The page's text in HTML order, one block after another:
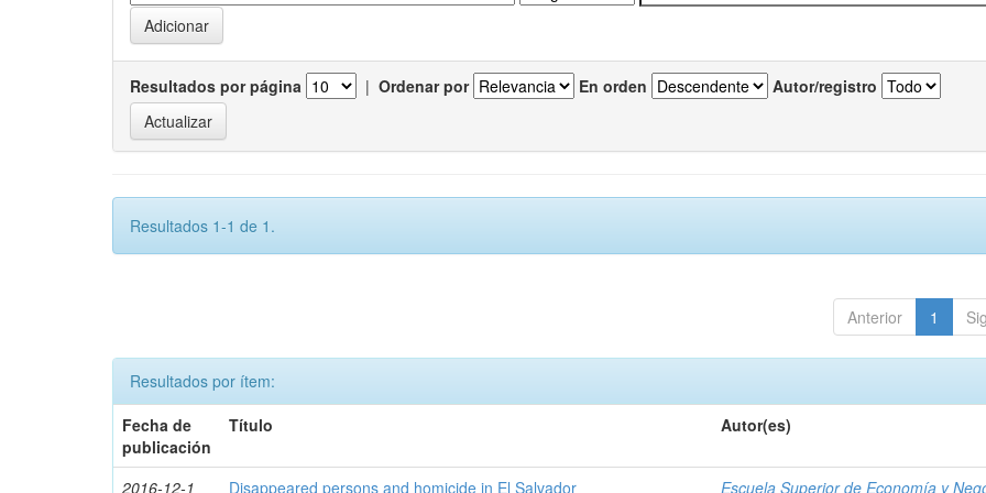
Resultados por página | Ordenar por En orden Autor/registro
Resultados 1-1 de 1.
Anterior 1
Resultados por ítem:
Fecha de
publicación
Título Autor(es)
2016-12-1 Disappeared persons and homicide in El Salvador Escuela Superior de Economía y